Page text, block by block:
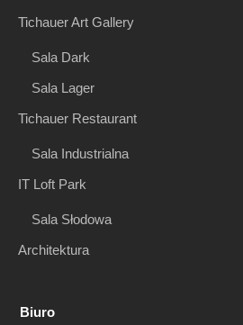
Tichauer Art Gallery
Sala Dark
Sala Lager
Tichauer Restaurant
Sala Industrialna
IT Loft Park
Sala Słodowa
Architektura
Biuro